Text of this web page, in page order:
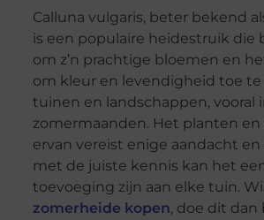
Calluna vulgaris, beter bekend
is een populaire heidestruik die
om z’n prachtige bloemen en
om kleur en levendigheid toe te
tuinen en landschappen, vooral
zomermaanden. Het planten en
ervan vereist enige aandacht en
met de juiste kennis kan het
toevoeging zijn aan elke tuin.
zomerheide kopen, doe dit dan